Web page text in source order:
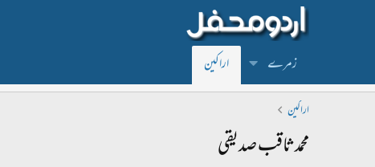
زمرے اراکین
اراکین
محمد ثاقب صدیقی